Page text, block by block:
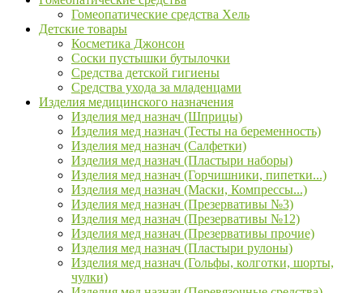
Гомеопатические средства Хель
Детские товары
Косметика Джонсон
Соски пустышки бутылочки
Средства детской гигиены
Средства ухода за младенцами
Изделия медицинского назначения
Изделия мед назнач (Шприцы)
Изделия мед назнач (Тесты на беременность)
Изделия мед назнач (Салфетки)
Изделия мед назнач (Пластыри наборы)
Изделия мед назнач (Горчишники, пипетки...)
Изделия мед назнач (Маски, Компрессы...)
Изделия мед назнач (Презервативы №3)
Изделия мед назнач (Презервативы №12)
Изделия мед назнач (Презервативы прочие)
Изделия мед назнач (Пластыри рулоны)
Изделия мед назнач (Гольфы, колготки, шорты,
чулки)